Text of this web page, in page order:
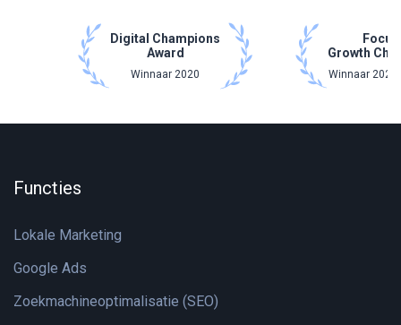
Digital Champions
Award
Winnaar 2020
Focus
Growth
Winnaar 2021
Functies
Lokale Marketing
Google Ads
Zoekmachineoptimalisatie (SEO)